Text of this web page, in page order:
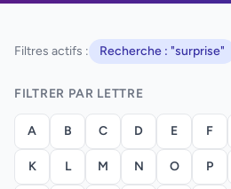
Filtres actifs : Recherche : "surprise"
FILTRER PAR LETTRE
A B C D E F
K L M N O P